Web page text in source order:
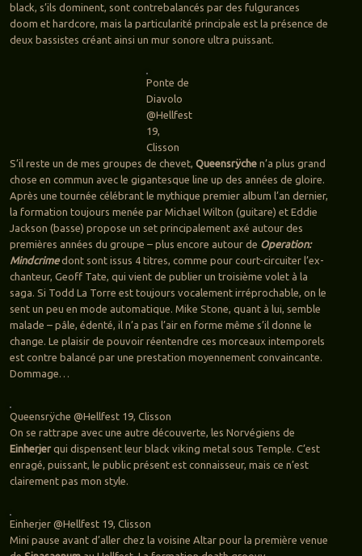
black, s’ils dominent, sont contrebalancés par des fulgurances
doom et hardcore, mais la particularité principale est la présence de
deux bassistes créant ainsi un mur sonore ultra puissant.
Ponte de
Diavolo
@Hellfest
19,
Clisson
S’il reste un de mes groupes de chevet, Queensrÿche n’a plus grand
chose en commun avec le gigantesque line up des années de gloire.
Après une tournée célébrant le mythique premier album l’an dernier,
la formation toujours menée par Michael Wilton (guitare) et Eddie
Jackson (basse) propose un set principalement axé autour des
premières années du groupe – plus encore autour de Operation:
Mindcrimedont sont issus 4 titres, comme pour court-circuiter l’ex-
chanteur, Geoff Tate, qui vient de publier un troisième volet à la
saga. Si Todd La Torre est toujours vocalement irréprochable, on le
sent un peu en mode automatique. Mike Stone, quant à lui, semble
malade – pâle, édenté, il n’a pas l’air en forme même s’il donne le
change. Le plaisir de pouvoir réentendre ces morceaux intemporels
est contre balancé par une prestation moyennement convaincante.
Dommage…
Queensrÿche @Hellfest 19, Clisson
On se rattrape avec une autre découverte, les Norvégiens de
Einherjer qui dispensent leur black viking metal sous Temple. C’est
enragé, puissant, le public présent est connaisseur, mais ce n’est
clairement pas mon style.
Einherjer @Hellfest 19, Clisson
Mini pause avant d’aller chez la voisine Altar pour la première venue